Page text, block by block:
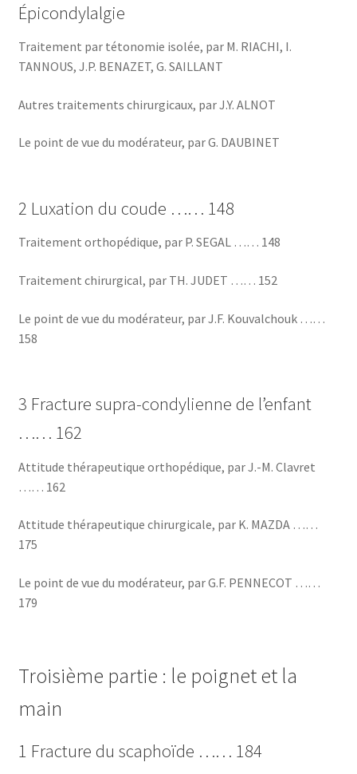
Épicondylalgie
Traitement par tétonomie isolée, par M. RIACHI, I.
TANNOUS, J.P. BENAZET, G. SAILLANT
Autres traitements chirurgicaux, par J.Y. ALNOT
Le point de vue du modérateur, par G. DAUBINET
2 Luxation du coude …… 148
Traitement orthopédique, par P. SEGAL …… 148
Traitement chirurgical, par TH. JUDET …… 152
Le point de vue du modérateur, par J.F. Kouvalchouk ……
158
3 Fracture supra-condylienne de l’enfant
…… 162
Attitude thérapeutique orthopédique, par J.-M. Clavret
…… 162
Attitude thérapeutique chirurgicale, par K. MAZDA ……
175
Le point de vue du modérateur, par G.F. PENNECOT ……
179
Troisième partie : le poignet et la
main
1 Fracture du scaphoïde …… 184